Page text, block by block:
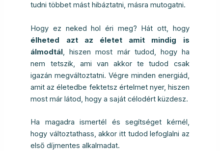
tudni többet mást hibáztatni, másra mutogatni.
Hogy ez neked hol éri meg? Hát ott, hogy
élheted azt az életet amit mindig is
álmodtál, hiszen most már tudod, hogy ha
nem tetszik, ami van akkor te tudod csak
igazán megváltoztatni. Végre minden energiád,
amit az életedbe fektetsz értelmet nyer, hiszen
most már látod, hogy a saját célodért küzdesz.
Ha magadra ismertél és segítséget kérnél,
hogy változtathass, akkor itt tudod lefoglalni az
első díjmentes alkalmadat.